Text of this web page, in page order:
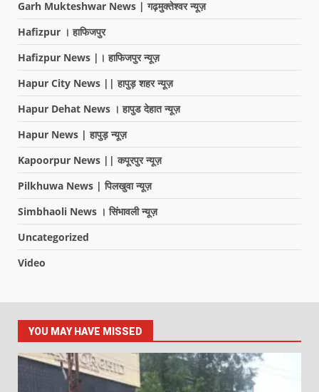
Garh Mukteshwar News | गढ़मुक्तेश्वर न्यूज़
Hafizpur । हाफिजपुर
Hafizpur News |। हाफिजपुर न्यूज़
Hapur City News || हापुड़ शहर न्यूज़
Hapur Dehat News । हापुड देहात न्यूज़
Hapur News | हापुड़ न्यूज़
Kapoorpur News || कपूरपुर न्यूज़
Pilkhuwa News | पिलखुवा न्यूज़
Simbhaoli News । सिंभावली न्यूज़
Uncategorized
Video
YOU MAY HAVE MISSED